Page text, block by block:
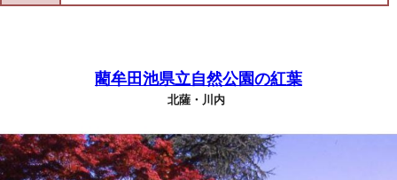
藺牟田池県立自然公園の紅葉
北薩・川内